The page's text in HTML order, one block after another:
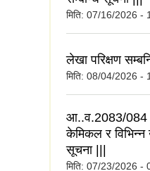
मिति: 07/16/2026 -
लेखा परिक्षण
मिति: 08/04/2026 -
आ..व.2083/084
केमिकल र
सूचना |||
मिति: 07/23/2026 -